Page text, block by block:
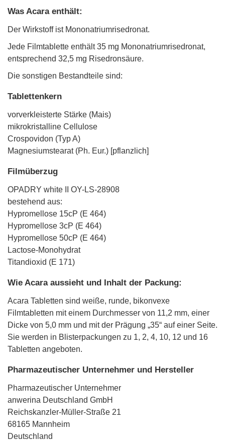
Was Acara enthält:
Der Wirkstoff ist Mononatriumrisedronat.
Jede Filmtablette enthält 35 mg Mononatriumrisedronat,
entsprechend 32,5 mg Risedronsäure.
Die sonstigen Bestandteile sind:
Tablettenkern
vorverkleisterte Stärke (Mais)
mikrokristalline Cellulose
Crospovidon (Typ A)
Magnesiumstearat (Ph. Eur.) [pflanzlich]
Filmüberzug
OPADRY white II OY-LS-28908
bestehend aus:
Hypromellose 15cP (E 464)
Hypromellose 3cP (E 464)
Hypromellose 50cP (E 464)
Lactose-Monohydrat
Titandioxid (E 171)
Wie Acara aussieht und Inhalt der Packung:
Acara Tabletten sind weiße, runde, bikonvexe
Filmtabletten mit einem Durchmesser von 11,2 mm, einer
Dicke von 5,0 mm und mit der Prägung „35“ auf einer Seite.
Sie werden in Blisterpackungen zu 1, 2, 4, 10, 12 und 16
Tabletten angeboten.
Pharmazeutischer Unternehmer und Hersteller
Pharmazeutischer Unternehmer
anwerina Deutschland GmbH
Reichskanzler-Müller-Straße 21
68165 Mannheim
Deutschland